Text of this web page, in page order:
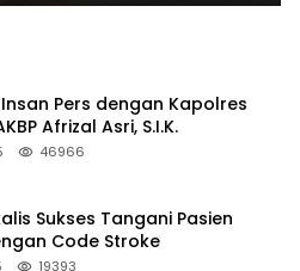
Pers dengan Kapolres
Afrizal Asri, S.I.K.
46966
Sukses Tangani Pasien
Code Stroke
19393